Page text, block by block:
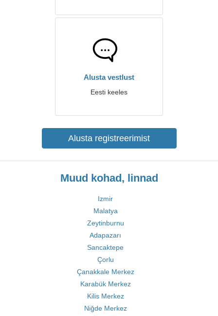
Alusta vestlust
Eesti keeles
Alusta registreerimist
Muud kohad, linnad
Izmir
Malatya
Zeytinburnu
Adapazarı
Sancaktepe
Çorlu
Çanakkale Merkez
Karabük Merkez
Kilis Merkez
Niğde Merkez